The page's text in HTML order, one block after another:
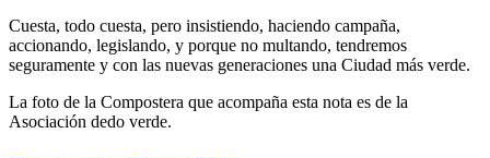
Cuesta, todo cuesta, pero insistiendo, haciendo campaña,
accionando, legislando, y porque no multando, tendremos
seguramente y con las nuevas generaciones una Ciudad más verde.
La foto de la Compostera que acompaña esta nota es de la
Asociación dedo verde.